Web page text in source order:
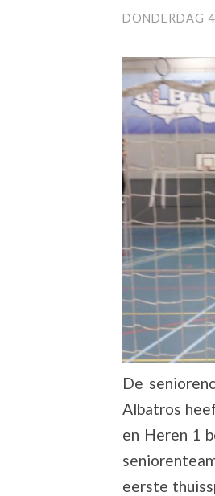
DONDERDAG
De
Albatros
en Heren 1
eerste